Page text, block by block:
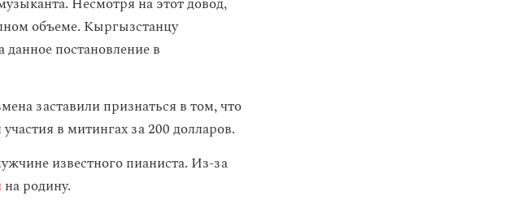
объеме. Кыргызстанцу
постановление в
заставили признаться в том, что
в митингах за 200 долларов.
известного пианиста. Из-за
на родину.